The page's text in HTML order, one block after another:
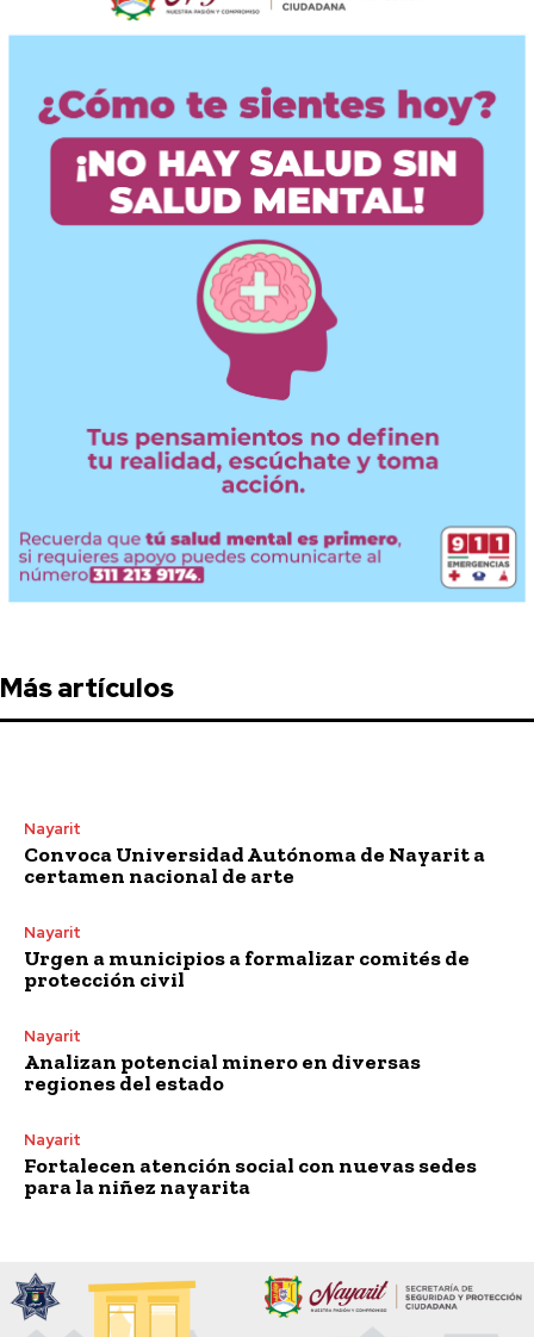
Más artículos
Nayarit
Convoca Universidad Autónoma de Nayarit a
certamen nacional de arte
Nayarit
Urgen a municipios a formalizar comités de
protección civil
Nayarit
Analizan potencial minero en diversas
regiones del estado
Nayarit
Fortalecen atención social con nuevas sedes
para la niñez nayarita